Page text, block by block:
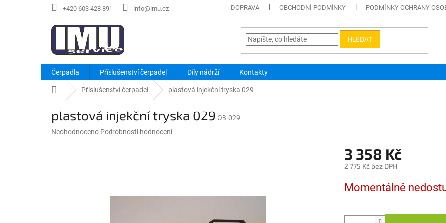
na
+420 603 428 891 info@imu.cz DOPRAVA OBCHODNÍ PODMÍNKY PODMÍNKY OCHRANY
HLEDAT
Čerpadla Příslušenství čerpadel Díly nádrží Kontakty
Domů Příslušenství čerpadel plastová injekční tryska 029
plastová injekční tryska 029 OB-029
Průměrné
Neohodnoceno Podrobnosti hodnocení
3 358 Kč
2 775 Kč bez DPH
cena:
Momentálně